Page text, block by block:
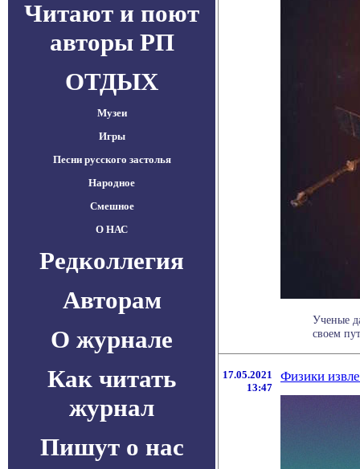
Читают и поют
авторы РП
ОТДЫХ
Музеи
Игры
Песни русского застолья
Народное
Смешное
О НАС
Редколлегия
Авторам
О журнале
Как читать
журнал
Пишут о нас
Ученые
своем
17.05.2021
13:47
Физики